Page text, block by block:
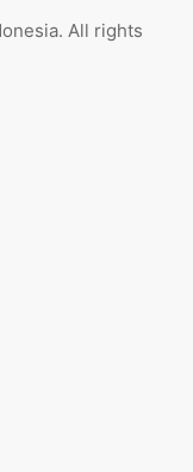
All rights